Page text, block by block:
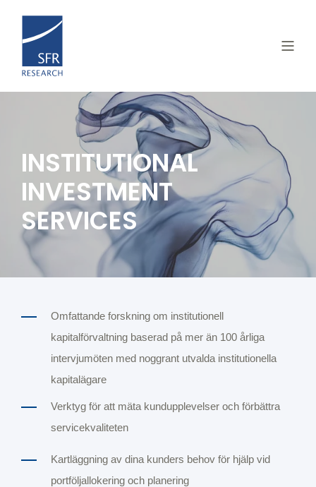
INSTITUTIONAL
INVESTMENT
SERVICES
Omfattande forskning om institutionell
kapitalförvaltning baserad på mer än 100 årliga
intervjumöten med noggrant utvalda institutionella
kapitalägare
Verktyg för att mäta kundupplevelser och förbättra
servicekvaliteten
Kartläggning av dina kunders behov för hjälp vid
portföljallokering och planering